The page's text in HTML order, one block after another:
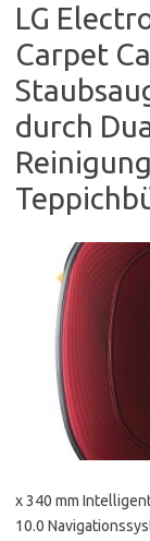
LG
Carpet
durch
x 340 mm
10.0